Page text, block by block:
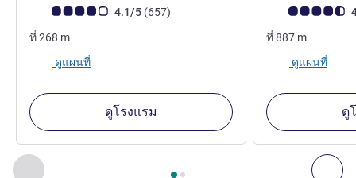
ก่อนหน้า - สถานประกอบการอื่นของเราที่อยู่ใกล้เคียง ถั
หน้า1 , สถานประกอบการอื่นของเราที่อยู่ใกล้เคียง 1 :,
คะแนนความคิดเห็นจากแขก (เรทติ้งบน ALL)
4.1/5 (657รีวิว รายการ
)
ที่268 m
ดูแผนที่
ดูโรงแรม
คะแนนความคิดเ
ที่887 m
ดูแผนที่
ดู